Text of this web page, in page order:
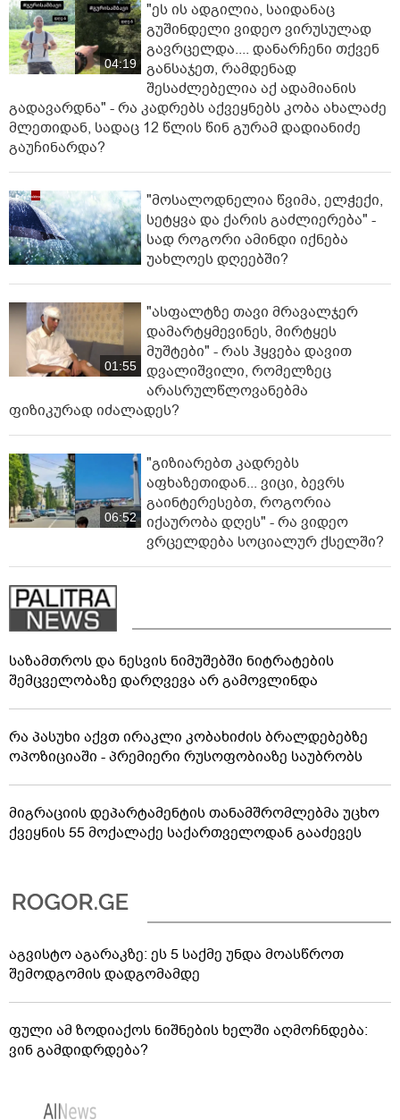
ნანკა კალატოზიშვილი გიორგი
ბარამიძის განცხადებას
ეხმაურება
"ხვალ აპირებენ, რომ 22 წლის
სტუდენტს ბრალი წაუყენონ" -
"ეს ის ადგილია, საიდანაც
გუშინდელი ვიდეო ვირუსულად
გავრცელდა.... დანარჩენი თქვენ
განსაჯეთ, რამდენად
გადავარდნა" - რა კადრებს აქვეყნებს კობა ახალაძე
მლეთიდან, სადაც 12 წლის წინ გურამ დადიანიძე
გაუჩინარდა?
"მოსალოდნელია წვიმა, ელჭექი,
სეტყვა და ქარის გაძლიერება" -
უახლოეს დღეებში?
"ასფალტზე თავი მრავალჯერ
დამარტყმევინეს, მირტყეს
მუშტები" - რას ჰყვება დავით
ფიზიკურად იძალადეს?
06:52
"გიზიარებთ კადრებს
აფხაზეთიდან... ვიცი, ბევრს
გაინტერესებთ, როგორია
იქაურობა დღეს" - რა ვიდეო
ვრცელდება სოციალურ ქსელში?
შემცველობაზე დარღვევა არ გამოვლინდა
რა პასუხი აქვთ ირაკლი კობახიძის ბრალდებებზე
ოპოზიციაში - პრემიერი რუსოფობიაზე საუბრობს
მიგრაციის დეპარტამენტის თანამშრომლებმა უცხო
ქვეყნის 55 მოქალაქე საქართველოდან გააძევეს